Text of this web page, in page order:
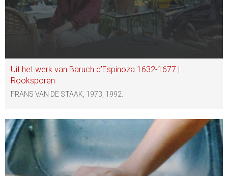
Uit het werk van Baruch d’Espinoza 1632-1677 |
Rooksporen
FRANS VAN DE STAAK, 1973, 1992.